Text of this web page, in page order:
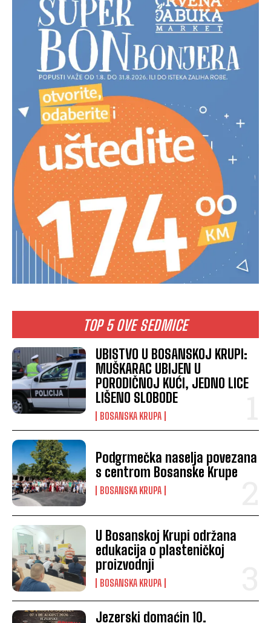
TOP 5 OVE SEDMICE
UBISTVO U BOSANSKOJ KRUPI:
MUŠKARAC UBIJEN U
PORODIČNOJ KUĆI, JEDNO LICE
LIŠENO SLOBODE
BOSANSKA KRUPA
Podgrmečka naselja povezana
s centrom Bosanske Krupe
BOSANSKA KRUPA
U Bosanskoj Krupi održana
edukacija o plasteničkoj
proizvodnji
BOSANSKA KRUPA
Jezerski domaćin 10.